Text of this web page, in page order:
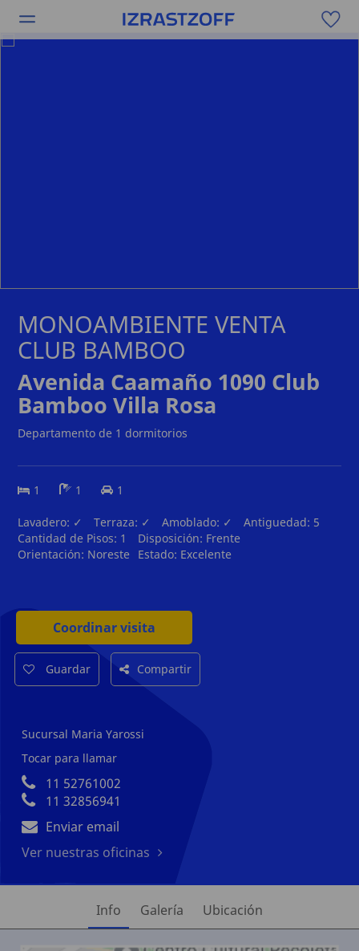
MONOAMBIENTE VENTA
CLUB BAMBOO
Avenida Caamaño 1090 Club
Bamboo Villa Rosa
Departamento de 1 dormitorios
1 1 1
Lavadero: ✓ Terraza: ✓ Amoblado: ✓ Antiguedad: 5
Cantidad de Pisos: 1 Disposición: Frente
Orientación: Noreste Estado: Excelente
Coordinar visita
Guardar Compartir
Sucursal Maria Yarossi
Tocar para llamar
11 52761002
11 32856941
Enviar email
Ver nuestras oficinas
Info Galería Ubicación